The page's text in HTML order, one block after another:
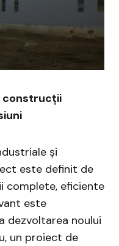
construcții
și
este definit de
complete, eficiente
este
dezvoltarea noului
un proiect de